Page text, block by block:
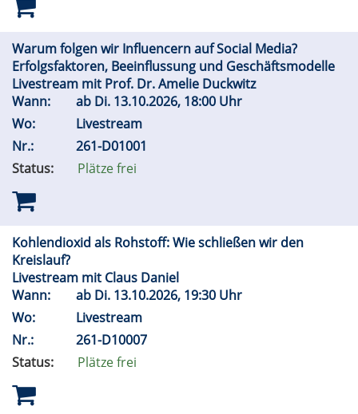
Warum folgen wir Influencern auf Social Media?
Erfolgsfaktoren, Beeinflussung und Geschäftsmodelle
Livestream mit Prof. Dr. Amelie Duckwitz
Wann:
ab Di. 13.10.2026, 18:00 Uhr
Wo:
Livestream
Nr.:
261-D01001
Status:
Plätze frei
Kohlendioxid als Rohstoff: Wie schließen wir den
Kreislauf?
Livestream mit Claus Daniel
Wann:
ab Di. 13.10.2026, 19:30 Uhr
Wo:
Livestream
Nr.:
261-D10007
Status:
Plätze frei